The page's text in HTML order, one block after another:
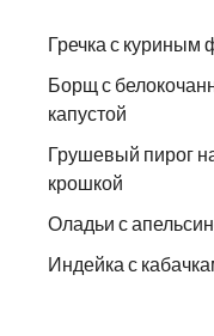
Гречка с куриным
Борщ с
капустой
Грушевый пирог
крошкой
Оладьи с
Индейка с